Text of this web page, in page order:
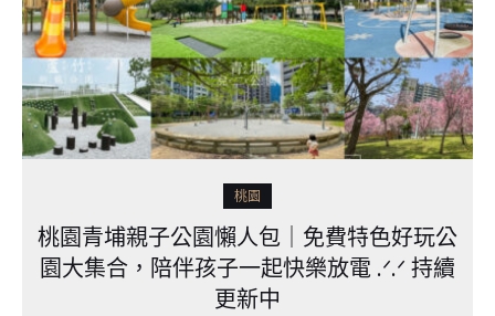
桃園
桃園青埔親子公園懶人包｜免費特色好玩公
園大集合，陪伴孩子一起快樂放電 .ᐟ.ᐟ 持續
更新中